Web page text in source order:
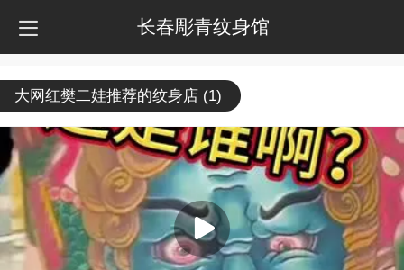
长春彫青纹身馆
大网红樊二娃推荐的纹身店 (1)